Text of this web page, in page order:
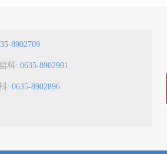
8902709
科: 0635-8902901
: 0635-8902896